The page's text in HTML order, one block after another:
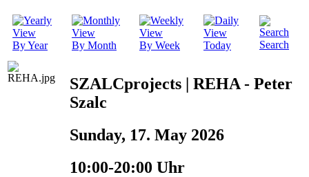
By Year By Month By Week Today Search
SZALCprojects | REHA - Peter
Szalc
Sunday, 17. May 2026
10:00-20:00 Uhr